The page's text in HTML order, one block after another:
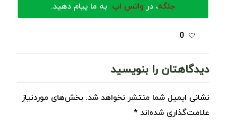
جلگه، در واتس اپ به ما پیام دهید.
0
دیدگاهتان را بنویسید
نشانی ایمیل شما منتشر نخواهد شد. بخش‌های موردنیاز
علامت‌گذاری شده‌اند *